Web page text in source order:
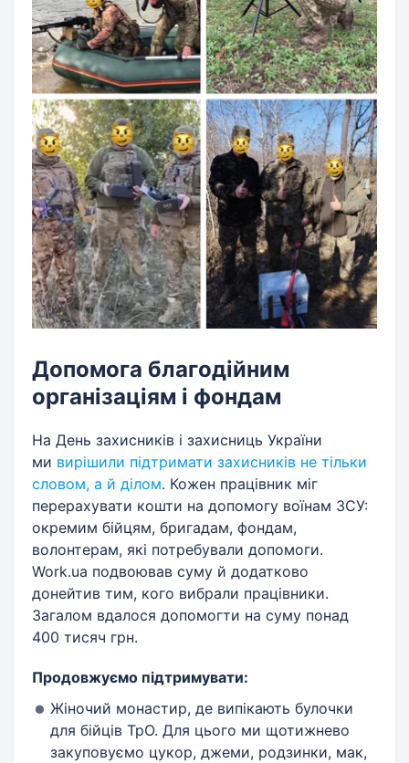
Допомога благодійним
організаціям і фондам
На День захисників і захисниць України
ми вирішили підтримати захисників не тільки
словом, а й ділом. Кожен працівник міг
перерахувати кошти на допомогу воїнам ЗСУ:
окремим бійцям, бригадам, фондам,
волонтерам, які потребували допомоги.
Work.ua подвоював суму й додатково
донейтив тим, кого вибрали працівники.
Загалом вдалося допомогти на суму понад
400 тисяч грн.
Продовжуємо підтримувати:
Жіночий монастир, де випікають булочки
для бійців ТрО. Для цього ми щотижнево
закуповуємо цукор, джеми, родзинки, мак,